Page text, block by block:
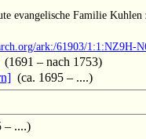
evangelische Familie
ark:/61903/1:1:NZ9H-
(1691 – nach 1753)
(ca. 1695 – ....)
– ....)